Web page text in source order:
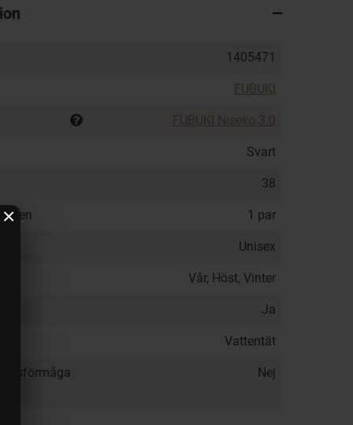
×
1405471
FUBUKI
FUBUKI Niseko 3.0
Svart
38
1 par
Unisex
Vår, Höst, Vinter
Ja
Vattentät
Nej